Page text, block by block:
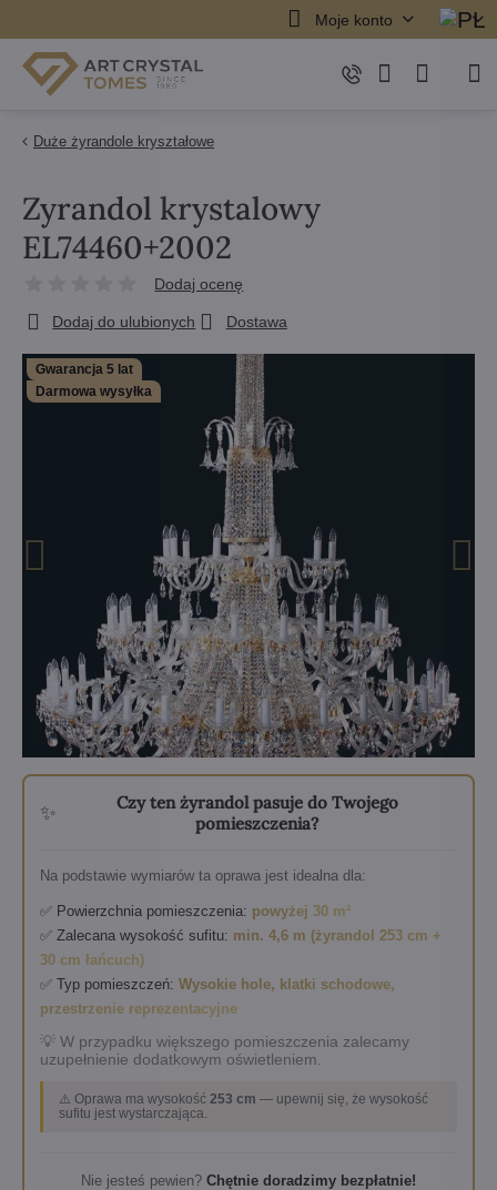
Moje konto
Duże żyrandole kryształowe
Gwarancja 5 lat
Darmowa wysyłka
✨
Czy ten żyrandol pasuje do Twojego
pomieszczenia?
Na podstawie wymiarów ta oprawa jest idealna dla:
✅ Powierzchnia pomieszczenia: powyżej 30 m²
✅ Zalecana wysokość sufitu: min. 4,6 m (żyrandol 253 cm +
30 cm łańcuch)
✅ Typ pomieszczeń: Wysokie hole, klatki schodowe,
przestrzenie reprezentacyjne
💡 W przypadku większego pomieszczenia zalecamy
uzupełnienie dodatkowym oświetleniem.
⚠️ Oprawa ma wysokość 253 cm — upewnij się, że wysokość
sufitu jest wystarczająca.
Nie jesteś pewien? Chętnie doradzimy bezpłatnie!
Zyrandol krystalowy
EL74460+2002
Dodaj ocenę
Dodaj do ulubionych Dostawa